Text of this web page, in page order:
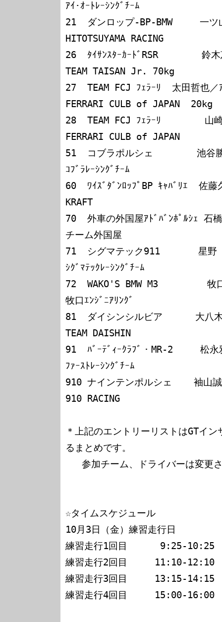
ｱｲ･ｵｰﾄﾚｰｼﾝｸﾞﾁｰﾑ
21  ダンロップ-BP-BMW     一ツ
HITOTSUYAMA RACING
26  ﾀｲｻﾝｽﾀｰｶｰﾄﾞRSR        鈴木
TEAM TAISAN Jr. 70kg
27  TEAM FCJ ﾌｪﾗｰﾘ  太田哲也／
FERRARI CULB of JAPAN  20kg
28  TEAM FCJ ﾌｪﾗｰﾘ        山
FERRARI CULB of JAPAN
51  コブラポルシェ        池谷勝
ｺﾌﾞﾗﾚｰｼﾝｸﾞﾁｰﾑ
60  ﾜｲｽﾞﾀﾞﾝﾛｯﾌﾟBP ｷｬﾊﾞﾘｴ  佐藤
KRAFT
70  外車の外国屋ｱﾄﾞﾊﾞﾝﾎﾟﾙｼｪ 石
チーム外国屋
71  シグマテック911       星野　
ｼｸﾞﾏﾃｯｸﾚｰｼﾝｸﾞﾁｰﾑ
72  WAKO'S BMW M3         牧口
牧口ｴﾝｼﾞﾆｱﾘﾝｸﾞ
81  ダイシンシルビア      大八木
TEAM DAISHIN
91  ﾊﾞｰﾃﾞｨｰｸﾗﾌﾞ・MR-2     松永
ﾌｧｰｽﾄﾚｰｼﾝｸﾞﾁｰﾑ
910 ナインテンポルシェ    袖山誠
910 RACING
＊上記のエントリーリストはGTイ
るまとめです。
☆タイムスケジュール
10月3日（金）練習走行日
練習走行1回目      9:25-10:25
練習走行2回目     11:10-12:10
練習走行3回目     13:15-14:15
練習走行4回目     15:00-16:00